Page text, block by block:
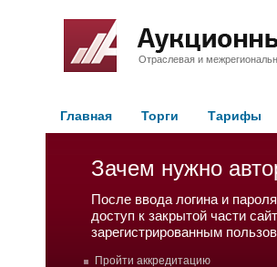
Отраслевая и
Главная Торги Тарифы
Зачем нужно
После ввода логина и
доступ к закрытой части
зарегистрированным
Пройти аккредитацию